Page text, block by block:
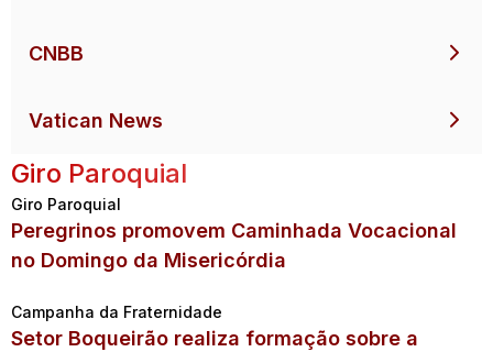
CNBB
Vatican News
Giro Paroquial
Giro Paroquial
Peregrinos promovem Caminhada Vocacional
no Domingo da Misericórdia
Campanha da Fraternidade
Setor Boqueirão realiza formação sobre a